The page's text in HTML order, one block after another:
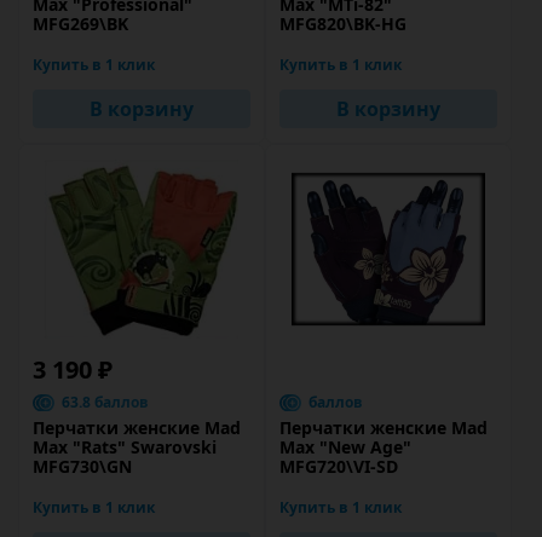
MFG269\BK
Купить в 1 клик
В корзину
MFG820\BK-HG
Купить в 1 клик
В корзину
3 190 ₽
63.8 баллов
Перчатки женские Mad
Max "Rats" Swarovski
MFG730\GN
Купить в 1 клик
баллов
Перчатки женские Mad
Max "New Age"
MFG720\VI-SD
Купить в 1 клик